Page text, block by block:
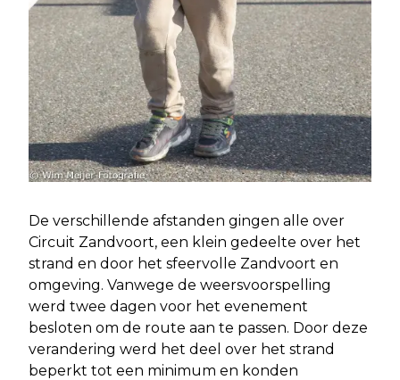
De verschillende afstanden gingen alle over
Circuit Zandvoort, een klein gedeelte over het
strand en door het sfeervolle Zandvoort en
omgeving. Vanwege de weersvoorspelling
werd twee dagen voor het evenement
besloten om de route aan te passen. Door deze
verandering werd het deel over het strand
beperkt tot een minimum en konden